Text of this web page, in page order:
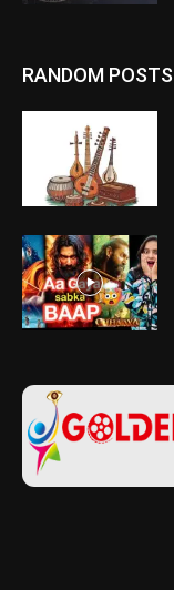
RANDOM POSTS